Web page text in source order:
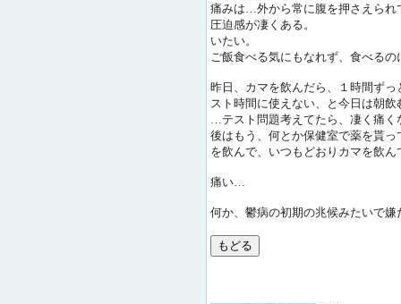
痛みは…外から常に腹を押さえられ
圧迫感が凄くある。
いたい。
ご飯食べる気にもなれず、食べる
昨日、カマを飲んだら、１時間ず
スト時間に使えない、と今日は朝
…テスト問題考えてたら、凄く痛
後はもう、何とか保健室で薬を貰
を飲んで、いつもどおりカマを飲
痛い…
何か、鬱病の初期の兆候みたいで嫌